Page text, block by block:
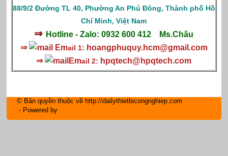
88/9/2 Đường TL 40, Phường An Phú Đông, Thành phố Hồ
Chí Minh, Việt Nam
⇒ Hotline - Zalo: 0932 600 412
Ms.Châu
⇒
Email 1: hoangphuquy.hcm@gmail.com
⇒
Email 2: hpqtech@hpqtech.com
© Bản quyền thuộc về http://dailythietbicongnghiep.com
- Powered by